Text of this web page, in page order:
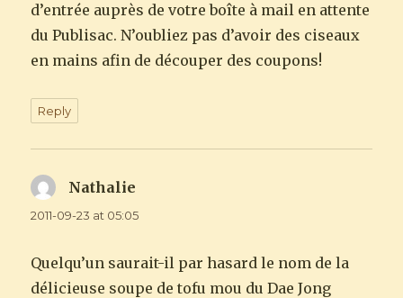
d’entrée auprès de votre boîte à mail en attente
du Publisac. N’oubliez pas d’avoir des ciseaux
en mains afin de découper des coupons!
Reply
Nathalie
2011-09-23 at 05:05
Quelqu’un saurait-il par hasard le nom de la
délicieuse soupe de tofu mou du Dae Jong